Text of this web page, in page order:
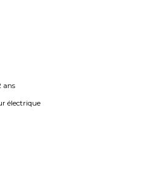
ans
électrique